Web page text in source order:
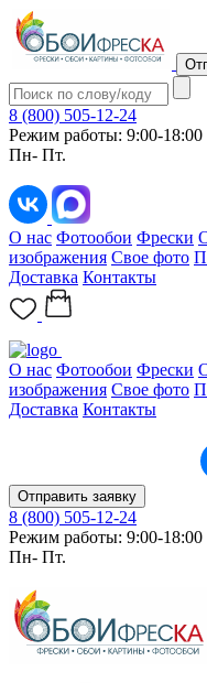
8 (800) 505-12-24
Режим работы: 9:00-18:00
Пн- Пт.
О нас Фотообои Фрески
изображения Свое фото
Доставка Контакты
О нас Фотообои Фрески
изображения Свое фото
Доставка Контакты
Отправить заявку
8 (800) 505-12-24
Режим работы: 9:00-18:00
Пн- Пт.